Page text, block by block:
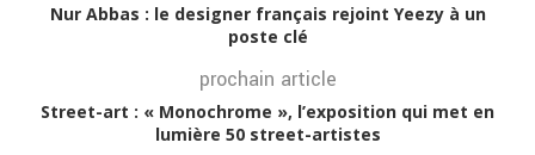
Nur Abbas : le designer français rejoint Yeezy à un
poste clé
prochain article
Street-art : « Monochrome », l’exposition qui met en
lumière 50 street-artistes